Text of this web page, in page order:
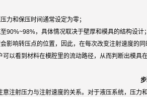
力和保压时间通常设定为零；
至90%~98%，具体情况取决于壁厚和模具的结构设计；
会影响转压点的位置，因此，在每次改变注射速度的同
可以看到材料在模腔里的流动路径，从而判断出模具
意注射压力与注射速度的关系。对于液压系统，压力